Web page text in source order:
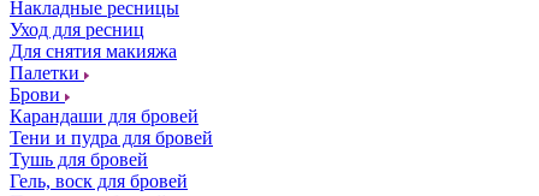
Накладные ресницы
Уход для ресниц
Для снятия макияжа
Палетки
Брови
Карандаши для бровей
Тени и пудра для бровей
Тушь для бровей
Гель, воск для бровей